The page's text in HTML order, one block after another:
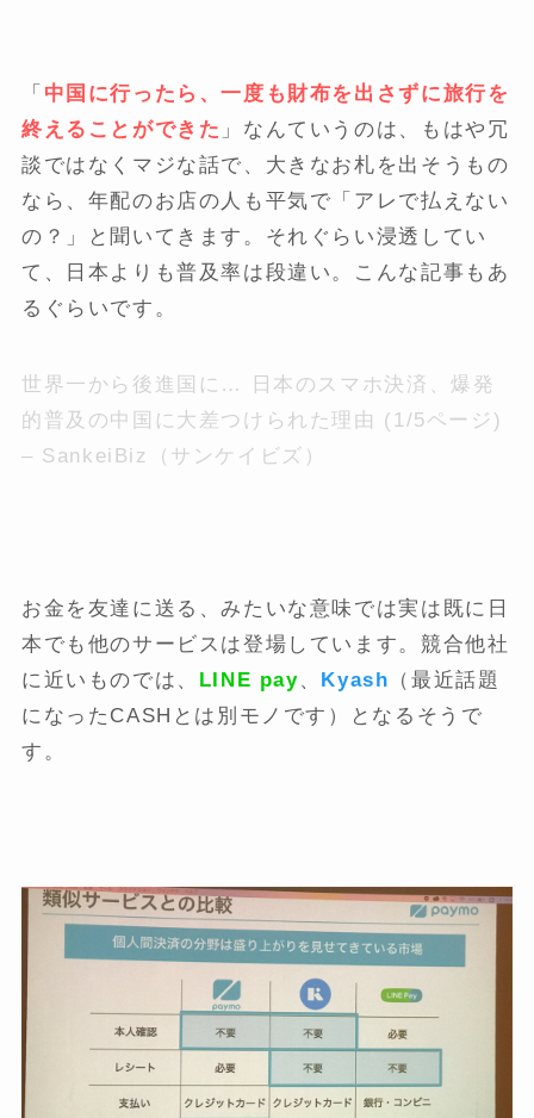
「 中国に行ったら、一度も財布を出さずに旅行を
終えることができた 」なんていうのは、もはや冗
談ではなくマジな話で、大きなお札を出そうもの
なら、年配のお店の人も平気で「アレで払えない
の？」と聞いてきます。それぐらい浸透してい
て、日本よりも普及率は段違い。こんな記事もあ
るぐらいです。
世界一から後進国に… 日本のスマホ決済、爆発
的普及の中国に大差つけられた理由 (1/5ページ)
– SankeiBiz（サンケイビズ）
お金を友達に送る、みたいな意味では実は既に日
本でも他のサービスは登場しています。競合他社
に近いものでは、
LINE pay、 Kyash （最近話題
になったCASHとは別モノです）となるそうで
す。